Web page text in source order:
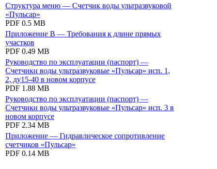
Структура меню — Счетчик воды ультразвуковой
«Пульсар»
PDF 0.5 MB
Приложение В — Требования к длине прямых
участков
PDF 0.49 MB
Руководство по эксплуатации (паспорт) —
Счетчики воды ультразвуковые «Пульсар» исп. 1,
2, ду15-40 в новом корпусе
PDF 1.88 MB
Руководство по эксплуатации (паспорт) —
Счетчики воды ультразвуковые «Пульсар» исп. 3 в
новом корпусе
PDF 2.34 MB
Приложение — Гидравлическое сопротивление
счетчиков «Пульсар»
PDF 0.14 MB